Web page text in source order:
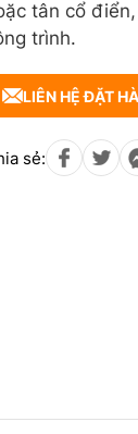
tân cổ
trình.
LIÊN HỆ ĐẶT
sẻ: